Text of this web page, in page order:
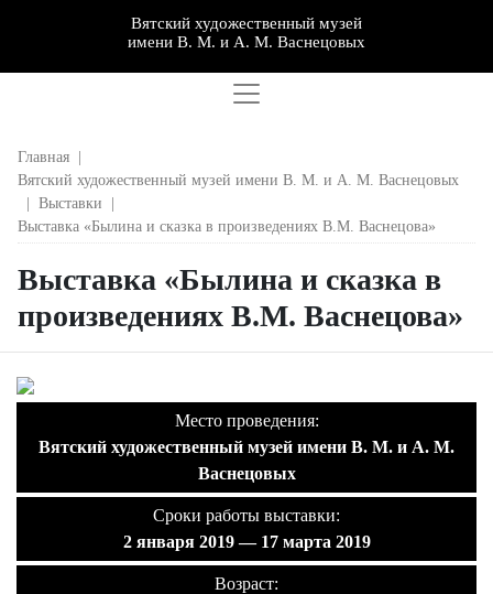
Вятский художественный музей
имени В. М. и А. М. Васнецовых
Главная |
Вятский художественный музей имени В. М. и А. М. Васнецовых
| Выставки |
Выставка «Былина и сказка в произведениях В.М. Васнецова»
Выставка «Былина и сказка в
произведениях В.М. Васнецова»
Место проведения:
Вятский художественный музей имени В. М. и А. М.
Васнецовых
Сроки работы выставки:
2 января 2019 — 17 марта 2019
Возраст: